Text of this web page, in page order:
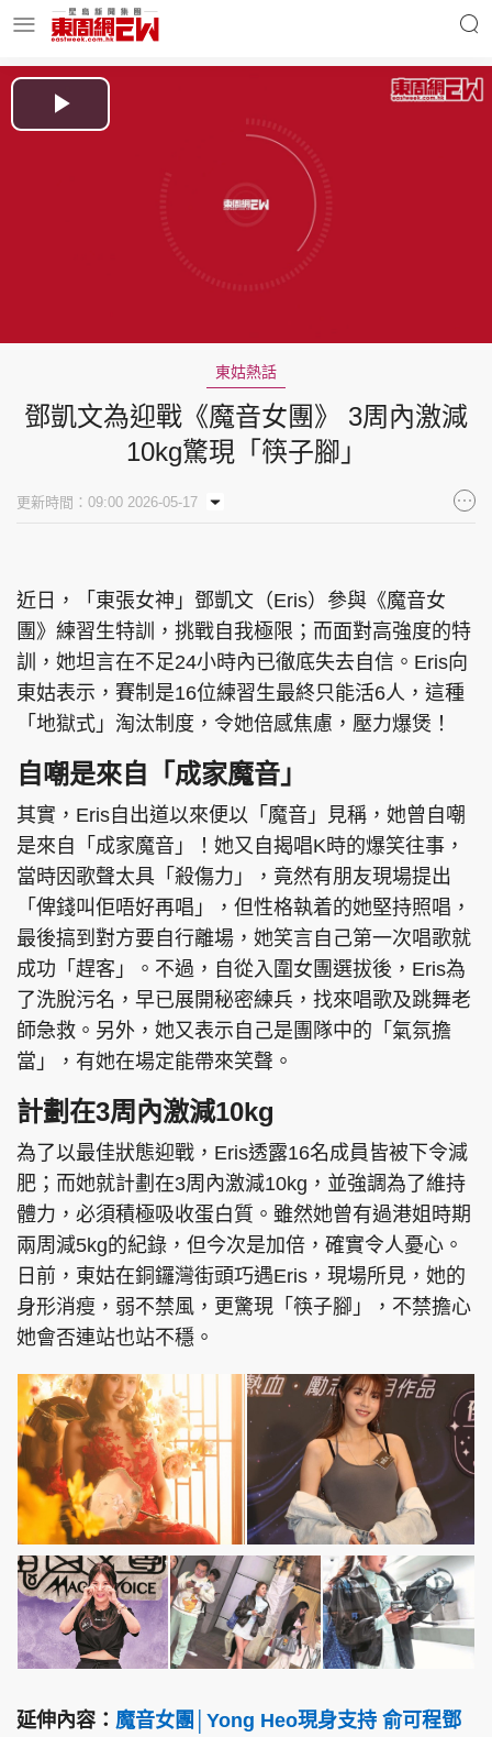
東周Ladies 優享生活
玄學靈異 東周專欄
東周刊 cazbuyer 東Touch
頭條日報 星島環球 The Standard
親子王 Oh!爸媽 JobMarket
頭條搵工 EDUPLUS
關於我們
聯絡我們
隱私政策聲明
使用條款
版權及免責聲明
©Eastweek.com.hk. All rights reserved.
Play
東姑熱話
鄧凱文為迎戰《魔音女團》 3周內激減
10kg驚現「筷子腳」
更新時間：09:00 2026-05-17
近日，「東張女神」鄧凱文（Eris）參與《魔音女
團》練習生特訓，挑戰自我極限；而面對高強度的特
訓，她坦言在不足24小時內已徹底失去自信。Eris向
東姑表示，賽制是16位練習生最終只能活6人，這種
「地獄式」淘汰制度，令她倍感焦慮，壓力爆煲！
自嘲是來自「成家魔音」
其實，Eris自出道以來便以「魔音」見稱，她曾自嘲
是來自「成家魔音」！她又自揭唱K時的爆笑往事，
當時因歌聲太具「殺傷力」，竟然有朋友現場提出
「俾錢叫佢唔好再唱」，但性格執着的她堅持照唱，
最後搞到對方要自行離場，她笑言自己第一次唱歌就
成功「趕客」。不過，自從入圍女團選拔後，Eris為
了洗脫污名，早已展開秘密練兵，找來唱歌及跳舞老
師急救。另外，她又表示自己是團隊中的「氣氛擔
當」，有她在場定能帶來笑聲。
計劃在3周內激減10kg
為了以最佳狀態迎戰，Eris透露16名成員皆被下令減
肥；而她就計劃在3周內激減10kg，並強調為了維持
體力，必須積極吸收蛋白質。雖然她曾有過港姐時期
兩周減5kg的紀錄，但今次是加倍，確實令人憂心。
日前，東姑在銅鑼灣街頭巧遇Eris，現場所見，她的
身形消瘦，弱不禁風，更驚現「筷子腳」，不禁擔心
她會否連站也站不穩。
延伸內容： 魔音女團│Yong Heo現身支持 俞可程鄧